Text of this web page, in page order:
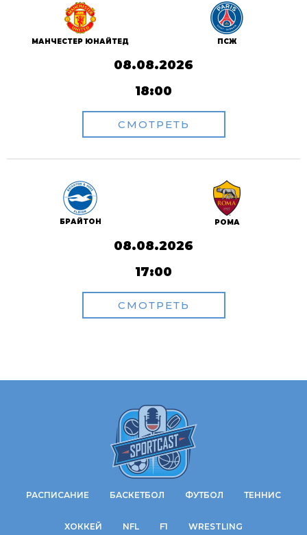
МАНЧЕСТЕР ЮНАЙТЕД ПСЖ
08.08.2026
18:00
СМОТРЕТЬ
БРАЙТОН РОМА
08.08.2026
17:00
СМОТРЕТЬ
РАСПИСАНИЕ БАСКЕТБОЛ ФУТБОЛ ТЕННИС
ХОККЕЙ NFL F1 WRESTLING